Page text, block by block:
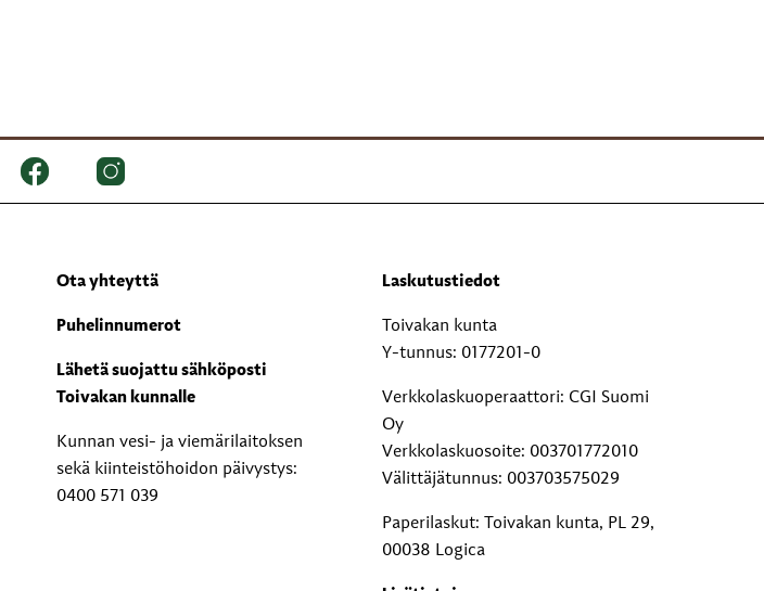
Ota yhteyttä
Puhelinnumerot
Lähetä suojattu sähköposti
Toivakan kunnalle
Kunnan vesi- ja viemärilaitoksen
sekä kiinteistöhoidon päivystys:
0400 571 039
Laskutustiedot
Toivakan kunta
Y-tunnus: 0177201-0
Verkkolaskuoperaattori: CGI Suomi
Oy
Verkkolaskuosoite: 003701772010
Välittäjätunnus: 003703575029
Paperilaskut: Toivakan kunta, PL 29,
00038 Logica